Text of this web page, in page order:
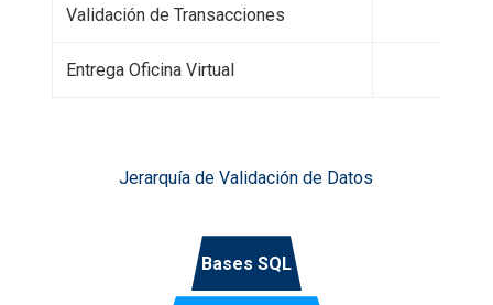
Validación de Transacciones
Entrega Oficina Virtual
Jerarquía de Validación de Datos
Bases SQL